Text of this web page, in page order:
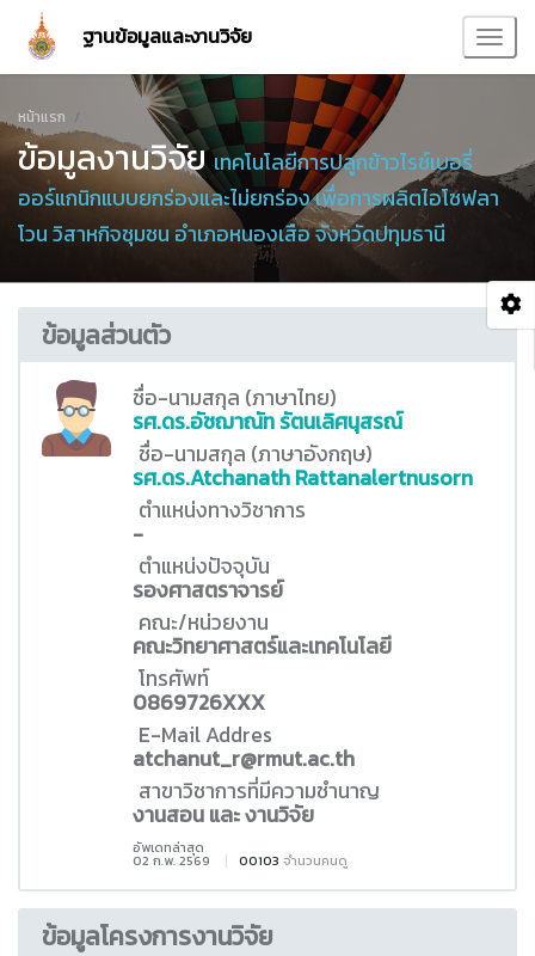
ฐานข้อมูลและงานวิจัย
หน้าแรก
ข้อมูลงานวิจัยเทคโนโลยีการปลูกข้าวไรซ์เบอรี่
ออร์แกนิกแบบยกร่องและไม่ยกร่อง เพื่อการผลิตไอโซฟลา
โวน วิสาหกิจชุมชน อำเภอหนองเสือ จังหวัดปทุมธานี
ข้อมูลส่วนตัว
ชื่อ-นามสกุล (ภาษาไทย)
รศ.ดร.อัชฌาณัท รัตนเลิศนุสรณ์
ชื่อ-นามสกุล (ภาษาอังกฤษ)
รศ.ดร.Atchanath Rattanalertnusorn
ตำแหน่งทางวิชาการ
-
ตำแหน่งปัจจุบัน
รองศาสตราจารย์
คณะ/หน่วยงาน
คณะวิทยาศาสตร์และเทคโนโลยี
โทรศัพท์
0869726XXX
E-Mail Addres
atchanut_r@rmut.ac.th
สาขาวิชาการที่มีความชำนาญ
งานสอน และ งานวิจัย
อัพเดทล่าสุด
02 ก.พ. 2569 00103 จำนวนคนดู
ข้อมูลโครงการงานวิจัย